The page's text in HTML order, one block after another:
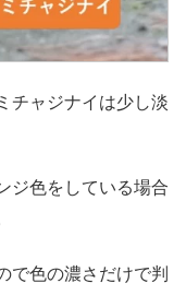
チャジナイは少し淡
ジ色をしている場合
で色の濃さだけで判